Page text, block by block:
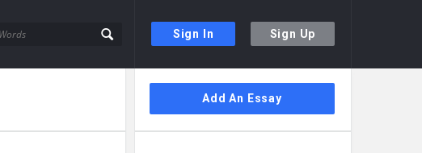
Sign In Sign Up
Sidebar
Add An Essay